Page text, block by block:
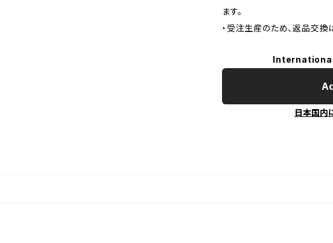
ます。
・受注生産のため、返品交換
日本国内